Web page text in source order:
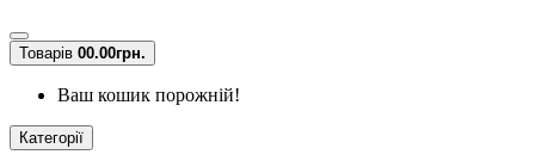
Товарів 00.00грн.
Ваш кошик порожній!
Категорії